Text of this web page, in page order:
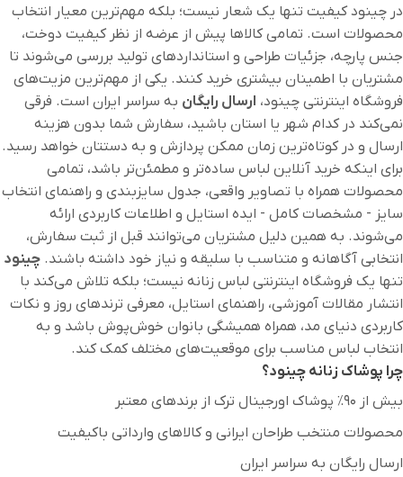
در چینود کیفیت تنها یک شعار نیست؛ بلکه مهم‌ترین معیار انتخاب
محصولات است. تمامی کالاها پیش از عرضه از نظر کیفیت دوخت،
جنس پارچه، جزئیات طراحی و استانداردهای تولید بررسی می‌شوند تا
مشتریان با اطمینان بیشتری خرید کنند. یکی از مهم‌ترین مزیت‌های
فروشگاه اینترنتی چینود، ارسال رایگان به سراسر ایران است. فرقی
نمی‌کند در کدام شهر یا استان باشید، سفارش شما بدون هزینه
ارسال و در کوتاه‌ترین زمان ممکن پردازش و به دستتان خواهد رسید.
برای اینکه خرید آنلاین لباس ساده‌تر و مطمئن‌تر باشد، تمامی
محصولات همراه با تصاویر واقعی، جدول سایزبندی و راهنمای انتخاب
سایز - مشخصات کامل - ایده استایل و اطلاعات کاربردی ارائه
می‌شوند. به همین دلیل مشتریان می‌توانند قبل از ثبت سفارش،
انتخابی آگاهانه و متناسب با سلیقه و نیاز خود داشته باشند. چینود
تنها یک فروشگاه اینترنتی لباس زنانه نیست؛ بلکه تلاش می‌کند با
انتشار مقالات آموزشی، راهنمای استایل، معرفی ترندهای روز و نکات
کاربردی دنیای مد، همراه همیشگی بانوان خوش‌پوش باشد و به
انتخاب لباس مناسب برای موقعیت‌های مختلف کمک کند.
چرا پوشاک زنانه چینود؟
بیش از ۹۰٪ پوشاک اورجینال ترک از برندهای معتبر
محصولات منتخب طراحان ایرانی و کالاهای وارداتی باکیفیت
ارسال رایگان به سراسر ایران